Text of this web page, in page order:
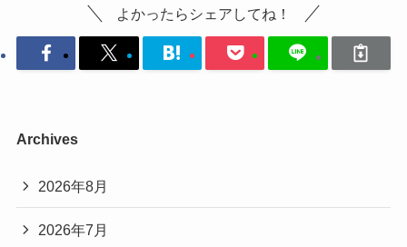
よかったらシェアしてね！
Archives
2026年8月
2026年7月